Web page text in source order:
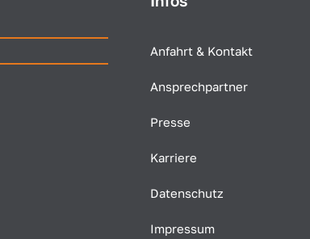
Anfahrt & Kontakt
Ansprechpartner
Presse
Karriere
Datenschutz
Impressum